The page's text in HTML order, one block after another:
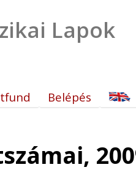
Lapok
Belépés